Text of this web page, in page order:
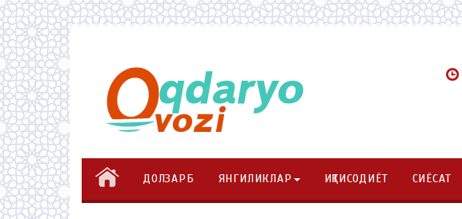
ДОЛЗАРБ ЯНГИЛИКЛАР ИҚТИСОДИЁТ СИЁСАТ